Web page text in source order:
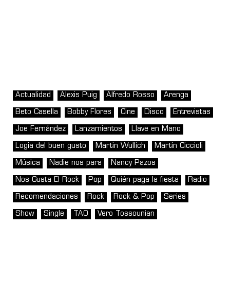
Actualidad Alexis Puig Alfredo Rosso Arenga
Beto Casella Bobby Flores Cine Disco Entrevistas
Joe Fernández Lanzamientos Llave en Mano
Logia del buen gusto Martin Wullich Martín Ciccioli
Música Nadie nos para Nancy Pazos
Nos Gusta El Rock Pop Quién paga la fiesta Radio
Recomendaciones Rock Rock & Pop Series
Show Single TAO Vero Tossounian